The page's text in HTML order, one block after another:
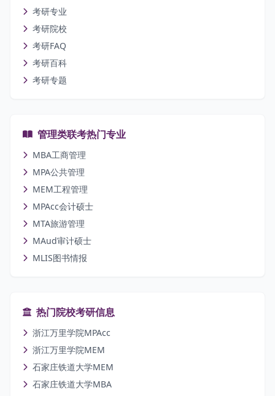
考研专业
考研院校
考研FAQ
考研百科
考研专题
管理类联考热门专业
MBA工商管理
MPA公共管理
MEM工程管理
MPAcc会计硕士
MTA旅游管理
MAud审计硕士
MLIS图书情报
热门院校考研信息
浙江万里学院MPAcc
浙江万里学院MEM
石家庄铁道大学MEM
石家庄铁道大学MBA